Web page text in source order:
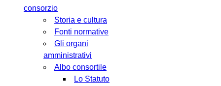
consorzio
Storia e cultura
Fonti normative
Gli organi
amministrativi
Albo consortile
Lo Statuto